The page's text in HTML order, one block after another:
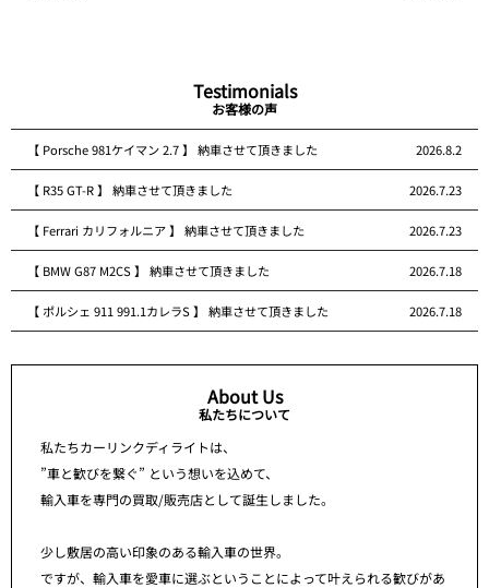
Testimonials
お客様の声
【 Porsche 981ケイマン 2.7 】 納車させて頂きました 2026.8.2
【 R35 GT-R 】 納車させて頂きました 2026.7.23
【 Ferrari カリフォルニア 】 納車させて頂きました 2026.7.23
【 BMW G87 M2CS 】 納車させて頂きました 2026.7.18
【 ポルシェ 911 991.1カレラS 】 納車させて頂きました 2026.7.18
About Us
私たちについて
私たちカーリンクディライトは、
”車と歓びを繋ぐ” という想いを込めて、
輸入車を専門の買取/販売店として誕生しました。
少し敷居の高い印象のある輸入車の世界。
ですが、輸入車を愛車に選ぶということによって叶えられる歓びがあ